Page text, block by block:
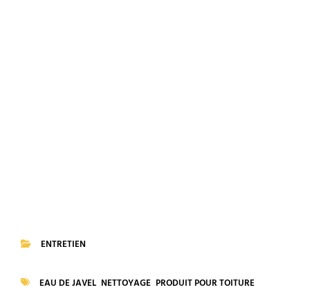
ENTRETIEN
EAU DE JAVEL NETTOYAGE PRODUIT POUR TOITURE